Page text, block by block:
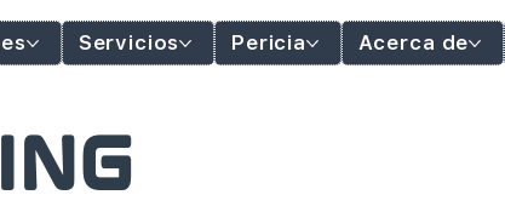
Servicios Pericia Acerca de